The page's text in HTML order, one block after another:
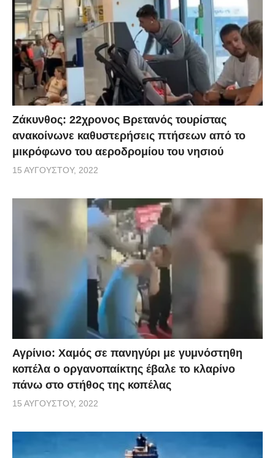
Ζάκυνθος: 22χρονος Βρετανός τουρίστας
ανακοίνωνε καθυστερήσεις πτήσεων από το
μικρόφωνο του αεροδρομίου του νησιού
15 ΑΥΓΟΎΣΤΟΥ, 2022
Αγρίνιο: Χαμός σε πανηγύρι με γυμνόστηθη
κοπέλα ο οργανοπαίκτης έβαλε το κλαρίνο
πάνω στο στήθος της κοπέλας
15 ΑΥΓΟΎΣΤΟΥ, 2022